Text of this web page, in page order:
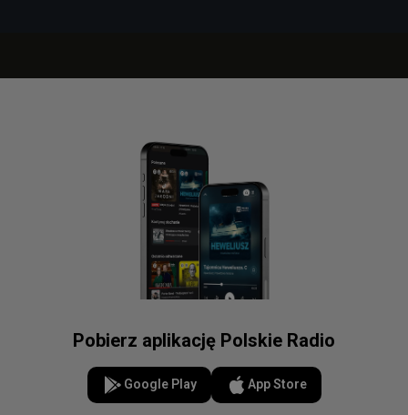
Pobierz aplikację Polskie Radio
Google Play App Store